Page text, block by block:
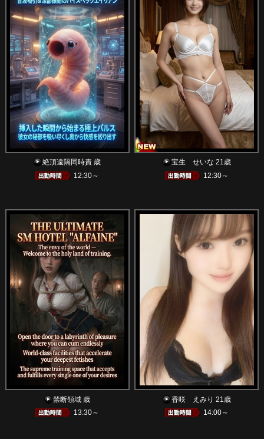
絶頂遠隔同時責 歳
12:30～
宝生 せいな 21歳
12:30～
禁断領域 歳
13:30～
香咲 えみり 21歳
14:00～